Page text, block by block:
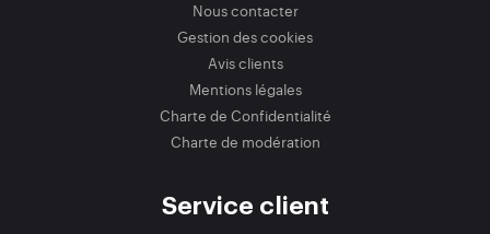
Nous contacter
Gestion des cookies
Avis clients
Mentions légales
Charte de Confidentialité
Charte de modération
Service client